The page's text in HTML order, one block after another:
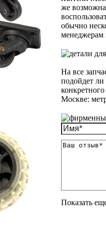
же
обычно
менеджерам
На все
подойдет
Москве:
Показать